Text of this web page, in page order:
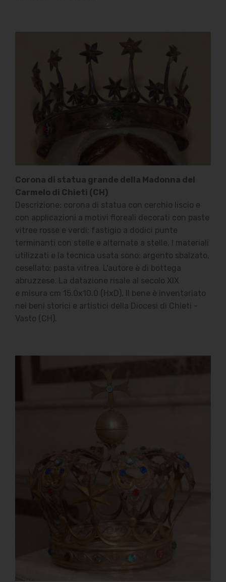
Corona di statua grande della Madonna del
Carmelo di Chieti (CH)
Descrizione: corona di statua con cerchio liscio e
con applicazioni a motivi floreali decorati con paste
vitree rosse e verdi; fastigio a dodici punte
terminanti con stelle e alternate a stelle. I materiali
utilizzati e la tecnica usata sono: argento sbalzato,
cesellato; pasta vitrea. L'autore è di bottega
abruzzese. La datazione risale al secolo XIX
e misura cm 15.0x10.0 (HxD). Il bene è inventariato
nei beni storici e artistici della Diocesi di Chieti -
Vasto (CH).